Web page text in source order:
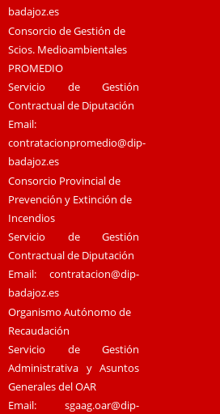
badajoz.es
Consorcio de Gestión de
Scios. Medioambientales
PROMEDIO
Servicio de Gestión
Contractual de Diputación
Email:
contratacionpromedio@dip-
badajoz.es
Consorcio Provincial de
Prevención y Extinción de
Incendios
Servicio de Gestión
Contractual de Diputación
Email:contratacion@dip-
badajoz.es
Organismo Autónomo de
Recaudación
Servicio de Gestión
Administrativa y Asuntos
Generales del OAR
Email:sgaag.oar@dip-